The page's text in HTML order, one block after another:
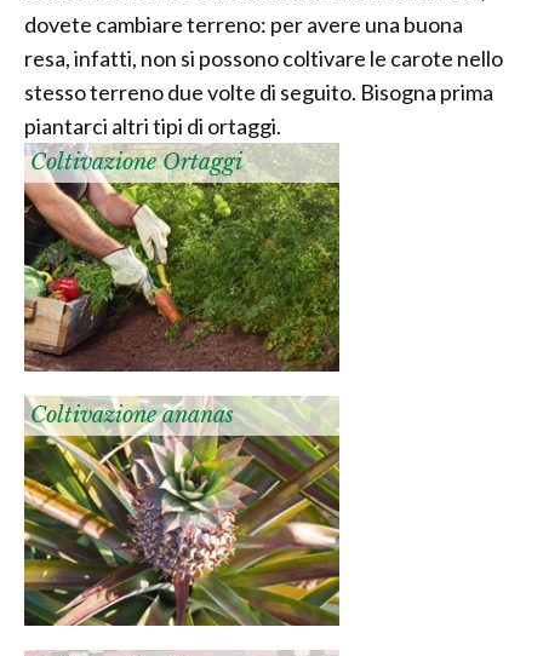
dovete cambiare terreno: per avere una buona
resa, infatti, non si possono coltivare le carote nello
stesso terreno due volte di seguito. Bisogna prima
piantarci altri tipi di ortaggi.
Coltivazione Ortaggi
Coltivazione ananas